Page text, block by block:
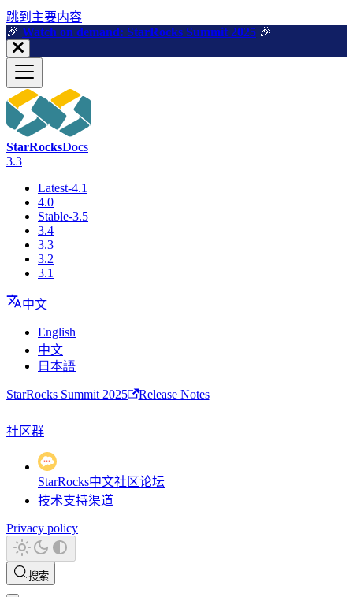
跳到主要内容
🎉️ Watch on demand: StarRocks Summit 2025 🎉️
StarRocksDocs
3.3
Latest-4.1
4.0
Stable-3.5
3.4
3.3
3.2
3.1
中文
English
中文
日本語
StarRocks Summit 2025 Release Notes
社区群
StarRocks中文社区论坛
技术支持渠道
Privacy policy
搜索